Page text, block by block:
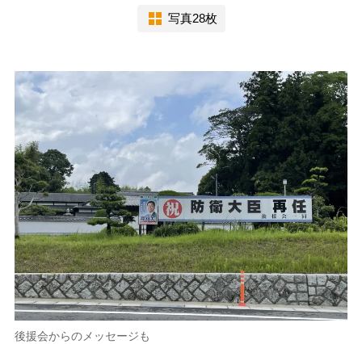
写真28枚
後援会からのメッセージも